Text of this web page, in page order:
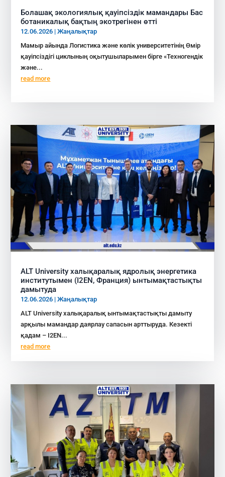
Болашақ экологиялық қауіпсіздік мамандары Бас
ботаникалық бақтың экотрегінен өтті
12.06.2026 |Жаңалықтар
Мамыр айында Логистика және көлік университетінің Өмір
қауіпсіздігі циклының оқытушыларымен бірге «Техногендік
және...
read more
ALT University халықаралық ядролық энергетика
институтымен (I2EN, Франция) ынтымақтастықты
дамытуда
12.06.2026 |Жаңалықтар
ALT University халықаралық ынтымақтастықты дамыту
арқылы мамандар даярлау сапасын арттыруда. Кезекті
қадам – I2EN...
read more